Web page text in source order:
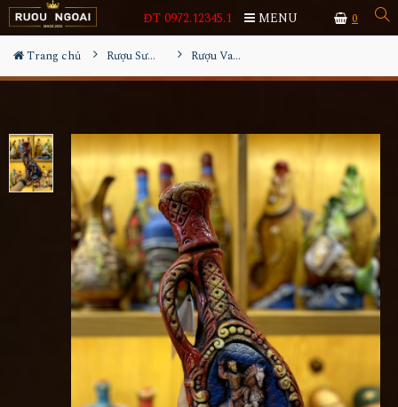
0
ĐT 0972.12345.1 MENU
Trang chủ Rượu Sưu Tầm - Nga Rượu Vang Gốm Georgia MS53